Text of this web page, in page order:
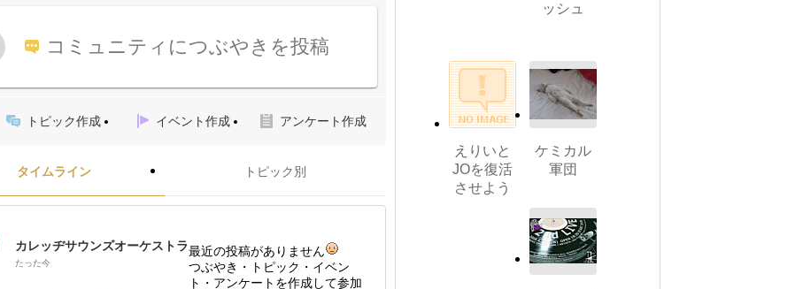
コミュニティにつぶやきを投稿
トピック作成 イベント作成 アンケート作成
タイムライン トピック別
カレッヂサウンズオーケストラ
たった今
最近の投稿がありません
つぶやき・トピック・イベン
ト・アンケートを作成して参加
ッシュ
えりいと
JOを復活
させよう
ケミカル
軍団